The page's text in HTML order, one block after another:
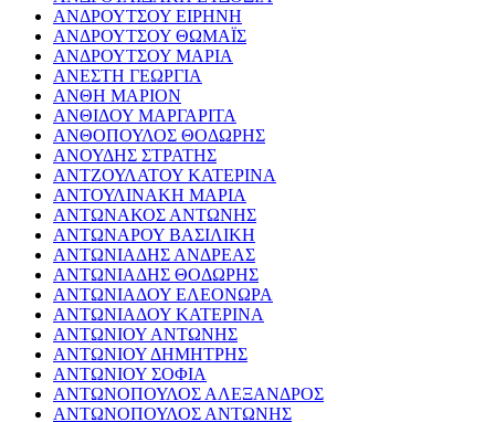
ΑΝΔΡΟΥΤΣΟΥ ΕΙΡΗΝΗ
ΑΝΔΡΟΥΤΣΟΥ ΘΩΜΑΪΣ
ΑΝΔΡΟΥΤΣΟΥ ΜΑΡΙΑ
ΑΝΕΣΤΗ ΓΕΩΡΓΙΑ
ΑΝΘΗ ΜΑΡΙΟΝ
ΑΝΘΙΔΟΥ ΜΑΡΓΑΡΙΤΑ
ΑΝΘΟΠΟΥΛΟΣ ΘΟΔΩΡΗΣ
ΑΝΟΥΔΗΣ ΣΤΡΑΤΗΣ
ΑΝΤΖΟΥΛΑΤΟΥ ΚΑΤΕΡΙΝΑ
ΑΝΤΟΥΛΙΝΑΚΗ ΜΑΡΙΑ
ΑΝΤΩΝΑΚΟΣ ΑΝΤΩΝΗΣ
ΑΝΤΩΝΑΡΟΥ ΒΑΣΙΛΙΚΗ
ΑΝΤΩΝΙΑΔΗΣ ΑΝΔΡΕΑΣ
ΑΝΤΩΝΙΑΔΗΣ ΘΟΔΩΡΗΣ
ΑΝΤΩΝΙΑΔΟΥ ΕΛΕΟΝΩΡΑ
ΑΝΤΩΝΙΑΔΟΥ ΚΑΤΕΡΙΝΑ
ΑΝΤΩΝΙΟΥ ΑΝΤΩΝΗΣ
ΑΝΤΩΝΙΟΥ ΔΗΜΗΤΡΗΣ
ΑΝΤΩΝΙΟΥ ΣΟΦΙΑ
ΑΝΤΩΝΟΠΟΥΛΟΣ ΑΛΕΞΑΝΔΡΟΣ
ΑΝΤΩΝΟΠΟΥΛΟΣ ΑΝΤΩΝΗΣ